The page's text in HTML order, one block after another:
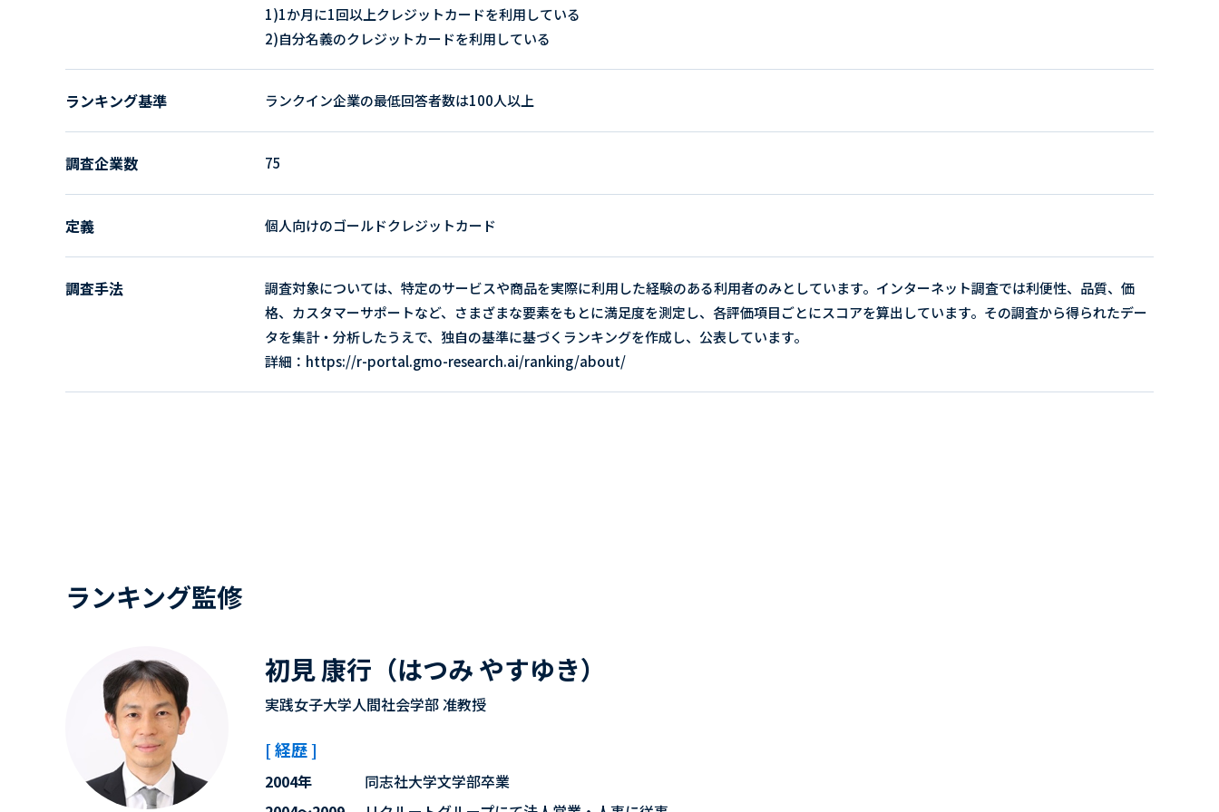
1)1か月に1回以上クレジットカードを利用している
2)自分名義のクレジットカードを利用している
ランキング基準 ランクイン企業の最低回答者数は100人以上
調査企業数 75
定義 個人向けのゴールドクレジットカード
調査手法
調査対象については、特定のサービスや商品を実際に利用した経験のある利用者のみとしています。インターネット調査では利便性、品質、価
格、カスタマーサポートなど、さまざまな要素をもとに満足度を測定し、各評価項目ごとにスコアを算出しています。その調査から得られたデー
タを集計・分析したうえで、独自の基準に基づくランキングを作成し、公表しています。
詳細：https://r-portal.gmo-research.ai/ranking/about/
ランキング監修
初見 康行（はつみ やすゆき）
実践女子大学人間社会学部 准教授
[ 経歴 ]
2004年
同志社大学文学部卒業